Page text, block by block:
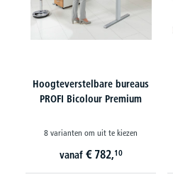
Hoogteverstelbare bureaus
PROFI Bicolour Premium
8 varianten om uit te kiezen
vanaf € 782,10